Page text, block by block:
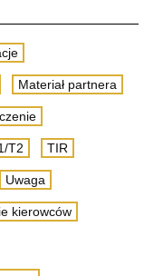
Materiał partnera
T2 TIR
Uwaga
kierowców